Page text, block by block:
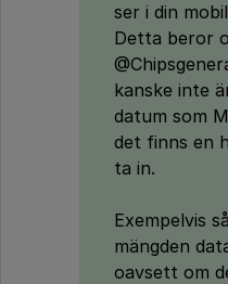
ser i din
Detta beror
kanske inte
datum som
det finns en
ta in.
Exempelvis
mängden
oavsett om